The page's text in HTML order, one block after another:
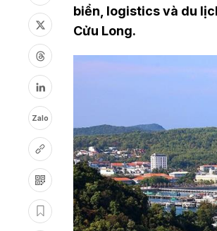
Zalo
biển, logistics và du
Cửu Long.